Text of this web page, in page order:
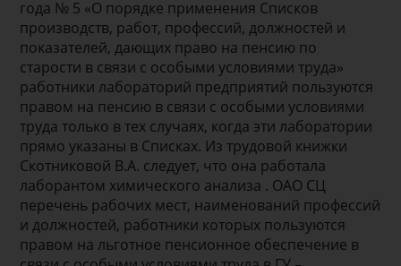
года № 5 «О порядке применения Списков
производств, работ, профессий, должностей и
показателей, дающих право на пенсию по
старости в связи с особыми условиями труда»
работники лабораторий предприятий пользуются
правом на пенсию в связи с особыми условиями
труда только в тех случаях, когда эти лаборатории
прямо указаны в Списках. Из трудовой книжки
Скотниковой В.А. следует, что она работала
лаборантом химического анализа . ОАО СЦ
перечень рабочих мест, наименований профессий
и должностей, работники которых пользуются
правом на льготное пенсионное обеспечение в